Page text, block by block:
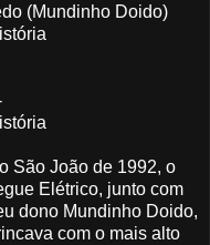
(Mundinho Doido)
São João de 1992, o
Elétrico, junto com
dono Mundinho Doido,
com o mais alto